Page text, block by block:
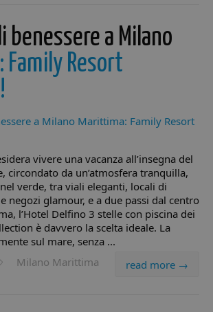
benessere a Milano
Family Resort
vivere una vacanza all’insegna del
circondato da un’atmosfera tranquilla,
verde, tra viali eleganti, locali di
negozi glamour, e a due passi dal centro
l’Hotel Delfino 3 stelle con piscina dei
è davvero la scelta ideale. La
sul mare, senza ...
read more →
Milano Marittima